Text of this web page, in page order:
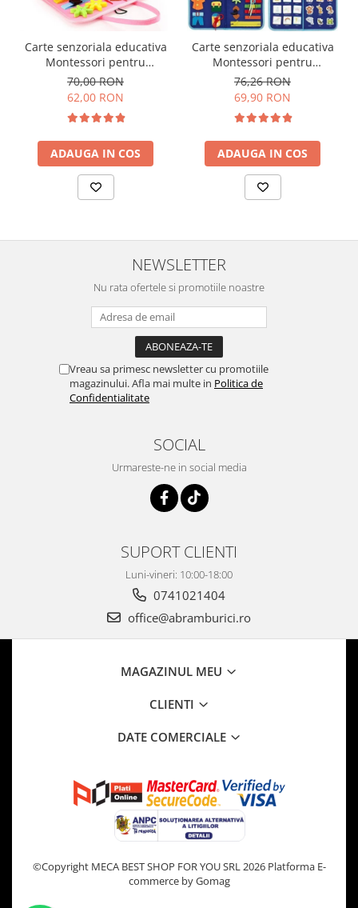
Carte senzoriala educativa
Montessori pentru
dezvoltarea abilitatilor
motorii model sirene/litere
70,00 RON
62,00 RON
ADAUGA IN COS
Carte senzoriala educativa
Montessori pentru
dezvoltarea abilitatilor
motorii model dinozauri
albastru 8 pagini
76,26 RON
69,90 RON
ADAUGA IN COS
NEWSLETTER
Nu rata ofertele si promotiile noastre
Vreau sa primesc newsletter cu promotiile
magazinului. Afla mai multe in Politica de
Confidentialitate
SOCIAL
Urmareste-ne in social media
SUPORT CLIENTI
Luni-vineri: 10:00-18:00
0741021404
office@abramburici.ro
MAGAZINUL MEU
CLIENTI
DATE COMERCIALE
©Copyright MECA BEST SHOP FOR YOU SRL 2026 Platforma E-
commerce by Gomag